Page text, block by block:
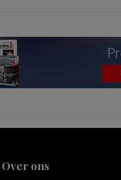
Over ons